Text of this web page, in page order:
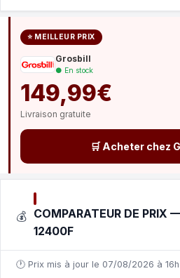
⭐ MEILLEUR PRIX
Grosbill
● En stock
149,99€
Livraison gratuite
🛒 Acheter chez
💰 COMPARATEUR DE PRIX
12400F
🕐 Prix mis à jour le 07/08/2026 à 16h